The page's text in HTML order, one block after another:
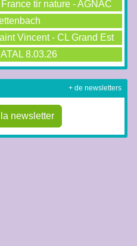
tir nature - AGNAC
Vincent - CL Grand Est
8.03.26
newsletter
+ de newsletters